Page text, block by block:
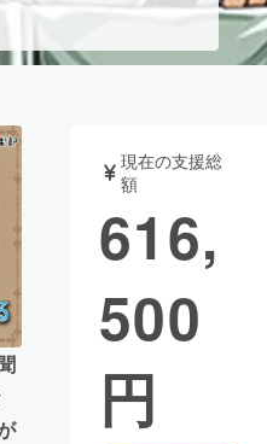
CAMPFIRE Creation
machi-yaコミュニティ
現在の支援総
額
616,
500
円